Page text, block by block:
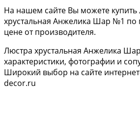
На нашем сайте Вы можете купить
хрустальная Анжелика Шар №1 по
цене от производителя.
Люстра хрустальная Анжелика
характеристики, фотографии и
Широкий выбор на сайте
decor.ru